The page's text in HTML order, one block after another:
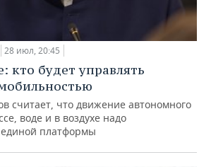
28 июл, 20:45
кто будет управлять
считает, что движение автономного
воде и в воздухе надо
платформы